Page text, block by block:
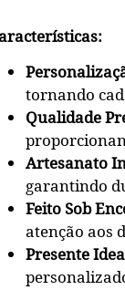
tornando
Qualidade
Artesanato
garantindo
Feito Sob
atenção aos
Presente